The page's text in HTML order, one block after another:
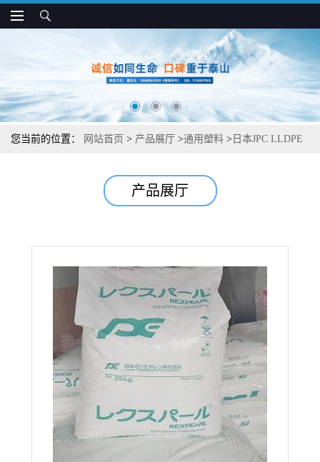
您当前的位置： 网站首页 > 产品展厅 >通用塑料 > 日本JPC LLDPE
产品展厅